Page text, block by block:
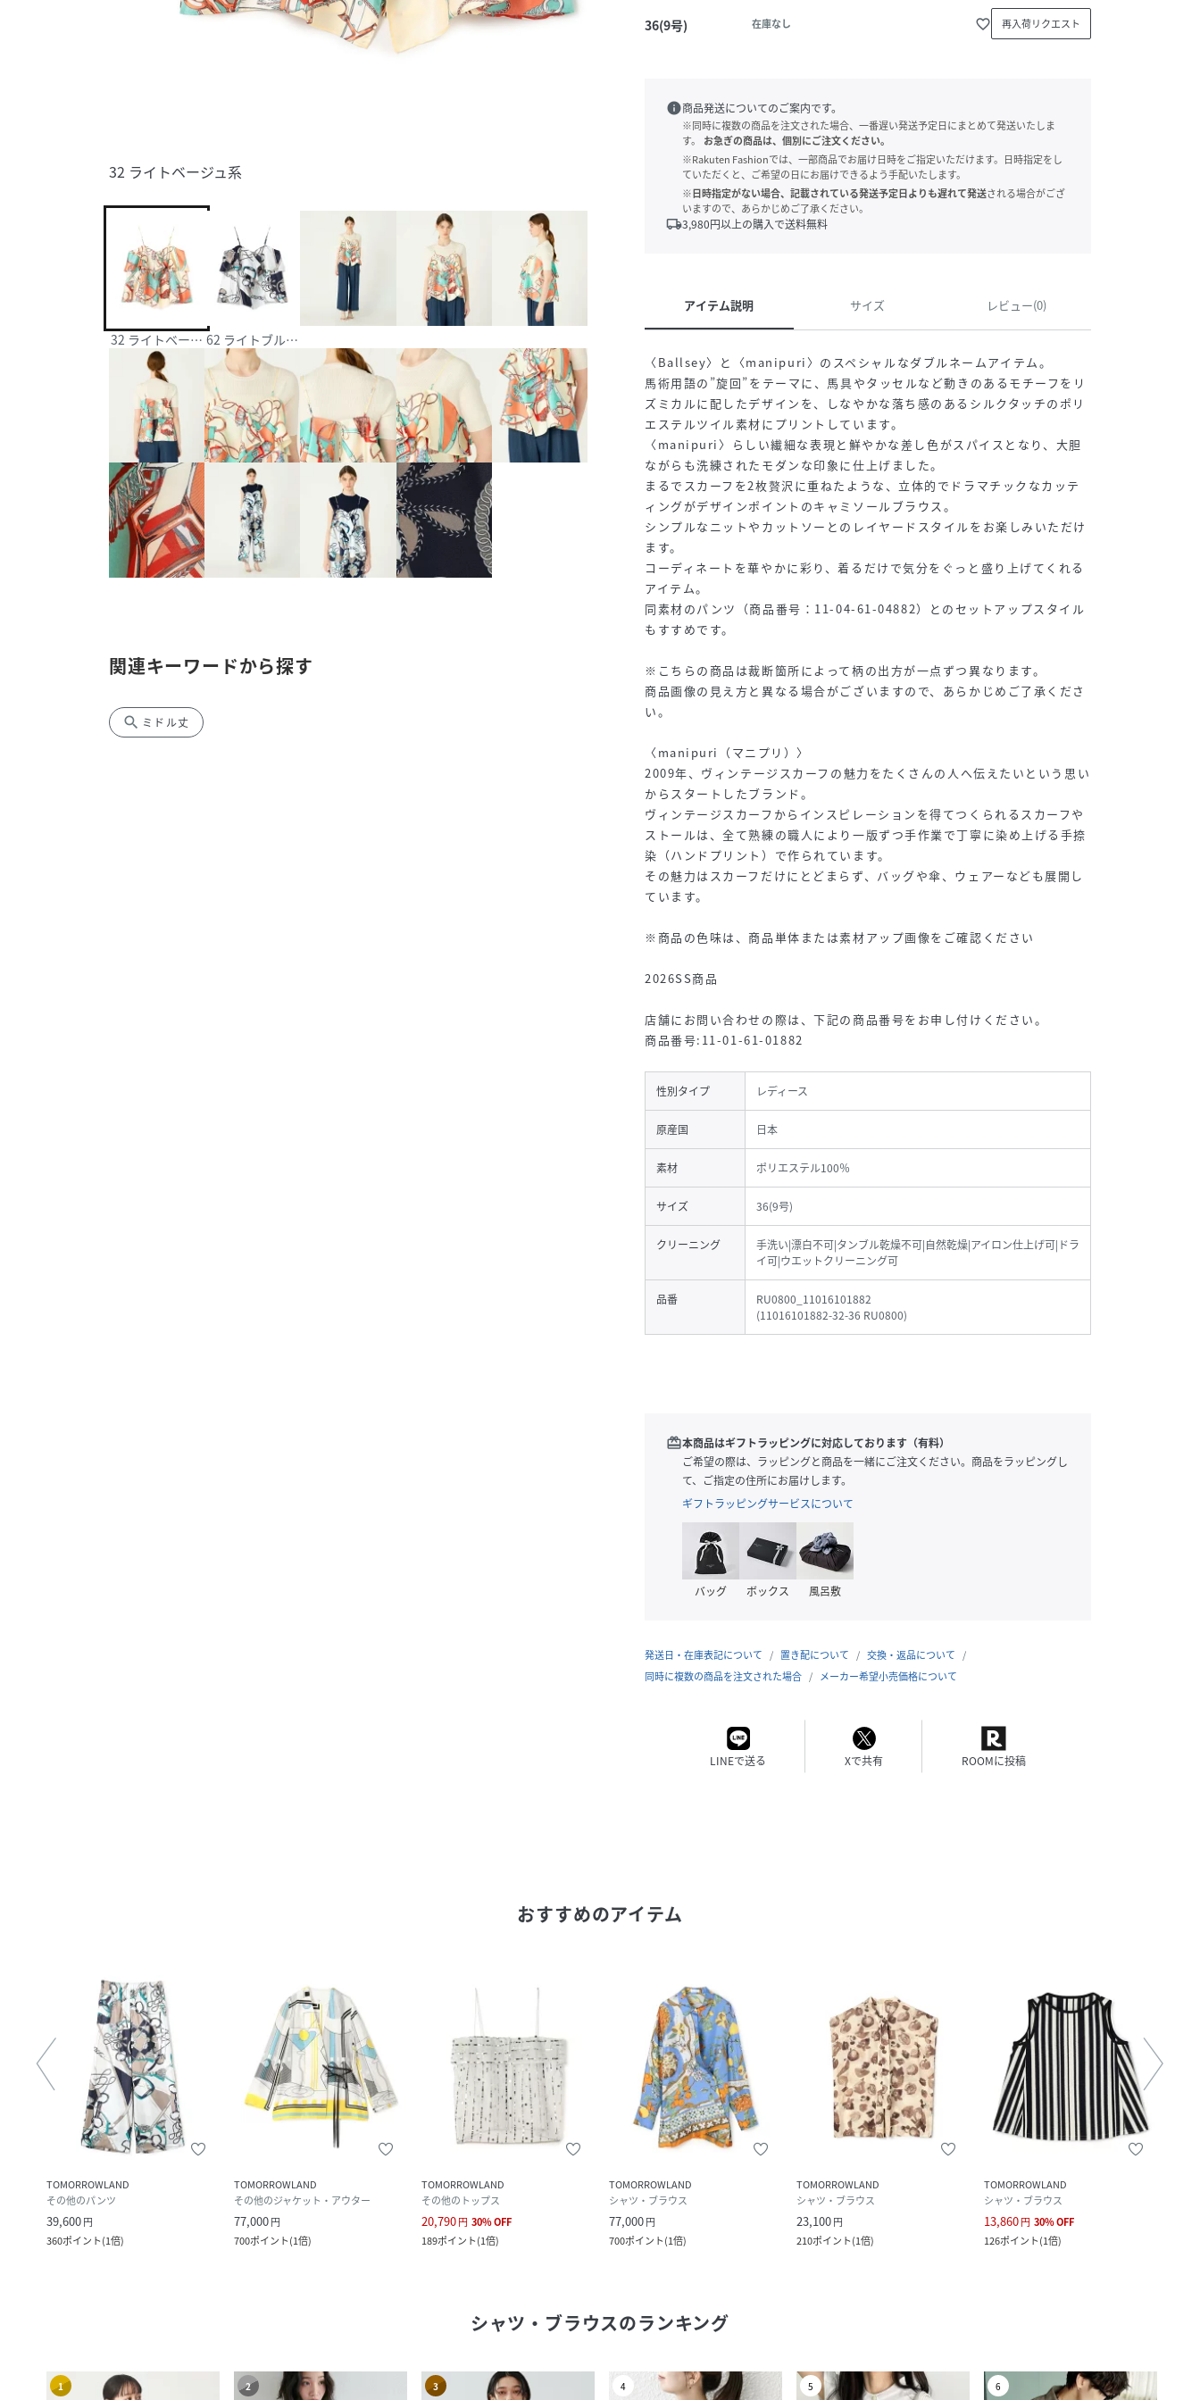
32 ライトベージュ系
32 ライトベージュ系62 ライトブルー系
関連キーワードから探す
search ミドル丈
36(9号) 在庫なし favorite_border 再入荷リクエスト
info商品発送についてのご案内です。
※同時に複数の商品を注文された場合、一番遅い発送予定日にまとめて発送いたしま
す。
お急ぎの商品は、個別にご注文ください。
※Rakuten Fashionでは、一部商品でお届け日時をご指定いただけます。日時指定をし
ていただくと、ご希望の日にお届けできるよう手配いたします。
※日時指定がない場合、記載されている発送予定日よりも遅れて発送される場合がござ
いますので、あらかじめご了承ください。
local_shipping3,980円以上の購入で送料無料
アイテム説明 サイズ レビュー(0)
〈Ballsey〉と〈manipuri〉のスペシャルなダブルネームアイテム。
馬術用語の”旋回”をテーマに、馬具やタッセルなど動きのあるモチーフをリ
ズミカルに配したデザインを、しなやかな落ち感のあるシルクタッチのポリ
エステルツイル素材にプリントしています。
〈manipuri〉らしい繊細な表現と鮮やかな差し色がスパイスとなり、大胆
ながらも洗練されたモダンな印象に仕上げました。
まるでスカーフを2枚贅沢に重ねたような、立体的でドラマチックなカッテ
ィングがデザインポイントのキャミソールブラウス。
シンプルなニットやカットソーとのレイヤードスタイルをお楽しみいただけ
ます。
コーディネートを華やかに彩り、着るだけで気分をぐっと盛り上げてくれる
アイテム。
同素材のパンツ（商品番号：11-04-61-04882）とのセットアップスタイル
もすすめです。
※こちらの商品は裁断箇所によって柄の出方が一点ずつ異なります。
商品画像の見え方と異なる場合がございますので、あらかじめご了承くださ
い。
〈manipuri（マニプリ）〉
2009年、ヴィンテージスカーフの魅力をたくさんの人へ伝えたいという思い
からスタートしたブランド。
ヴィンテージスカーフからインスピレーションを得てつくられるスカーフや
ストールは、全て熟練の職人により一版ずつ手作業で丁寧に染め上げる手捺
染（ハンドプリント）で作られています。
その魅力はスカーフだけにとどまらず、バッグや傘、ウェアーなども展開し
ています。
※商品の色味は、商品単体または素材アップ画像をご確認ください
2026SS商品
店舗にお問い合わせの際は、下記の商品番号をお申し付けください。
商品番号:11-01-61-01882
性別タイプ レディース
原産国 日本
素材 ポリエステル100％
サイズ 36(9号)
クリーニング
手洗い|漂白不可|タンブル乾燥不可|自然乾燥|アイロン仕上げ可|ドラ
イ可|ウエットクリーニング可
品番
RU0800_11016101882
(11016101882-32-36 RU0800)
redeem本商品はギフトラッピングに対応しております（有料）
ご希望の際は、ラッピングと商品を一緒にご注文ください。商品をラッピングし
て、ご指定の住所にお届けします。
ギフトラッピングサービスについて
バッグ ボックス 風呂敷
発送日・在庫表記について 置き配について
交換・返品について
同時に複数の商品を注文された場合
メーカー希望小売価格について
LINEで送る Xで共有 ROOMに投稿
おすすめのアイテム
TOMORROWLAND
その他のパンツ
39,600円
360ポイント(1倍)
TOMORROWLAND
その他のジャケット・アウター
77,000円
700ポイント(1倍)
TOMORROWLAND
その他のトップス
20,790円 30%OFF
189ポイント(1倍)
TOMORROWLAND
シャツ・ブラウス
77,000円
700ポイント(1倍)
TOMORROWLAND
シャツ・ブラウス
23,100円
210ポイント(1倍)
TOMORROWLAND
シャツ・ブラウス
13,860円 30%OFF
126ポイント(1倍)
シャツ・ブラウスのランキング
1 2 3 4 5 6